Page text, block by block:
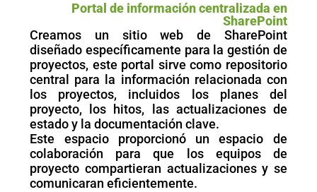
Portal de información centralizada en
SharePoint
Creamos un sitio web de SharePoint
diseñado específicamente para la gestión de
proyectos, este portal sirve como repositorio
central para la información relacionada con
los proyectos, incluidos los planes del
proyecto, los hitos, las actualizaciones de
estado y la documentación clave.
Este espacio proporcionó un espacio de
colaboración para que los equipos de
proyecto compartieran actualizaciones y se
comunicaran eficientemente.